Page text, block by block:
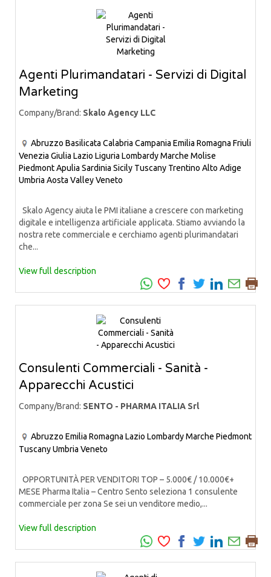
Agenti Plurimandatari - Servizi di Digital
Marketing
Company/Brand: Skalo Agency LLC
Abruzzo Basilicata Calabria Campania Emilia Romagna Friuli
Venezia Giulia Lazio Liguria LombardyMarche Molise
PiedmontApulia Sardinia Sicily Tuscany Trentino Alto Adige
Umbria Aosta ValleyVeneto
Skalo Agency aiuta le PMI italiane a crescere con marketing
digitale e intelligenza artificiale applicata. Stiamo avviando la
nostra rete commerciale e cerchiamo agenti plurimandatari
che...
View full description
Consulenti Commerciali - Sanità -
Apparecchi Acustici
Company/Brand: SENTO - PHARMA ITALIA Srl
Abruzzo Emilia Romagna Lazio LombardyMarche Piedmont
TuscanyUmbria Veneto
OPPORTUNITÀ PER VENDITORI TOP – 5.000€ / 10.000€+
MESE Pharma Italia – Centro Sento seleziona 1 consulente
commerciale per zona Se sei un venditore medio,...
View full description